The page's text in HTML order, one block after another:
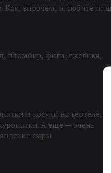
Как, впрочем, и любители
пломбир, фиги, ежевика,
и косули на вертеле,
А еще — очень
сыры